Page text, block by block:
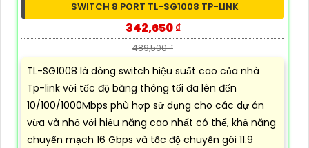
SWITCH 8 PORT TL-SG1008 TP-LINK
342,650 ₫
489,500 ₫
TL-SG1008 là dòng switch hiệu suất cao của nhà
Tp-link với tốc độ băng thông tối đa lên đến
10/100/1000Mbps phù hợp sử dụng cho các dự án
vừa và nhỏ với hiệu năng cao nhất có thể, khả năng
chuyển mạch 16 Gbps và tốc độ chuyển gói 11.9